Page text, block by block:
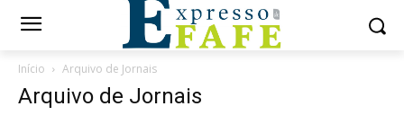
Início Arquivo de Jornais
Arquivo de Jornais